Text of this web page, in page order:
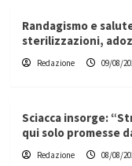
Randagismo e
sterilizzazioni,
Redazione 09/08/
Sciacca insorge:
qui solo promesse
Redazione 08/08/